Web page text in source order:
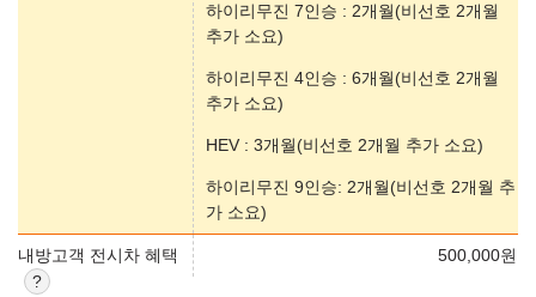
하이리무진 7인승 : 2개월(비선호 2개월
추가 소요)
하이리무진 4인승 : 6개월(비선호 2개월
추가 소요)
HEV : 3개월(비선호 2개월 추가 소요)
하이리무진 9인승: 2개월(비선호 2개월 추
가 소요)
내방고객 전시차 혜택 500,000원